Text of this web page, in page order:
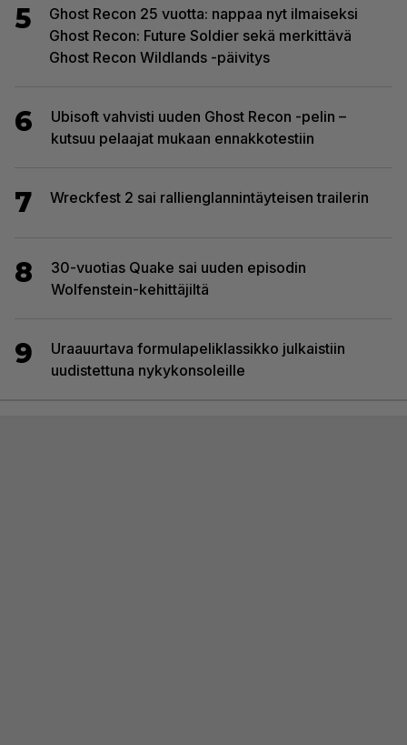
5
Ghost Recon 25 vuotta: nappaa nyt ilmaiseksi
Ghost Recon: Future Soldier sekä merkittävä
Ghost Recon Wildlands -päivitys
6
Ubisoft vahvisti uuden Ghost Recon -pelin –
kutsuu pelaajat mukaan ennakkotestiin
7 Wreckfest 2 sai rallienglannintäyteisen trailerin
8
30-vuotias Quake sai uuden episodin
Wolfenstein-kehittäjiltä
9
Uraauurtava formulapeliklassikko julkaistiin
uudistettuna nykykonsoleille